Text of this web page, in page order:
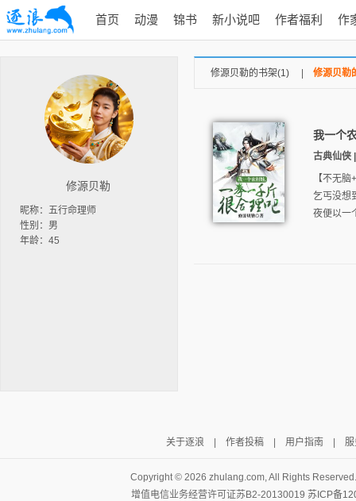
首页 动漫 锦书 新小说吧 作者福利 作
修源贝勒
昵称：五行命理师
性别：男
年龄：45
修源贝勒的书架(1) 修源贝勒
我一个
古典仙侠
【不无
乞丐没想
夜便以一
关于逐浪 作者投稿| 用户指南 服
Copyright © 2026 zhulang.com, All Rights
增值电信业务经营许可证苏B2-20130019 苏ICP备